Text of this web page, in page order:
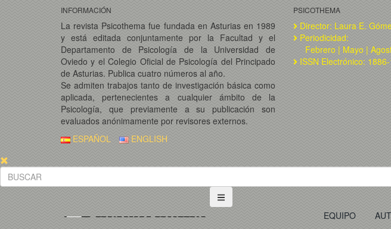
INFORMACIÓN
La revista Psicothema fue fundada en Asturias en 1989
y está editada conjuntamente por la Facultad y el
Departamento de Psicología de la Universidad de
Oviedo y el Colegio Oficial de Psicología del Principado
de Asturias. Publica cuatro números al año.
Se admiten trabajos tanto de investigación básica como
aplicada, pertenecientes a cualquier ámbito de la
Psicología, que previamente a su publicación son
evaluados anónimamente por revisores externos.
PSICOTHEMA
Director: Laura E.
Periodicidad:
Febrero | Mayo |
ISSN Electrónico:
ESPAÑOL ENGLISH
EQUIPO